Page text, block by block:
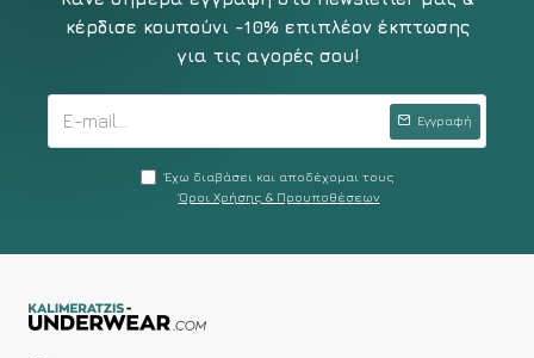
κέρδισε κουπούνι -10% επιπλέον έκπτωσης
για τις αγορές σου!
Εγγραφή
Έχω διαβάσει και αποδέχομαι τους
Όροι Χρήσης & Προυποθέσεων